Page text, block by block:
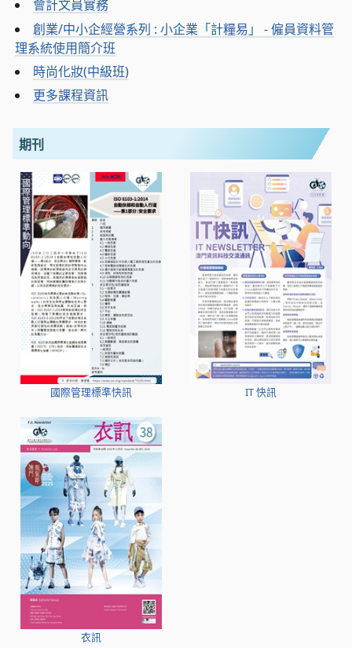
會計文員實務
創業/中小企經營系列 : 小企業「計糧易」 - 僱員資料管
理系統使用簡介班
時尚化妝(中級班)
更多課程資訊
期刊
國際管理標準快訊 IT 快訊
衣訊